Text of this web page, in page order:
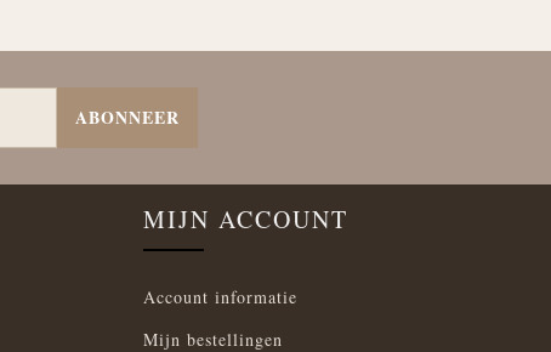
ABONNEER
MIJN ACCOUNT
Account informatie
Mijn bestellingen